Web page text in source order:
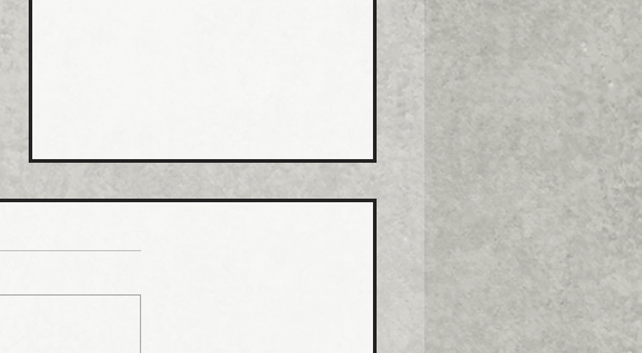
ホーコス グリース阻集器・
値上げ